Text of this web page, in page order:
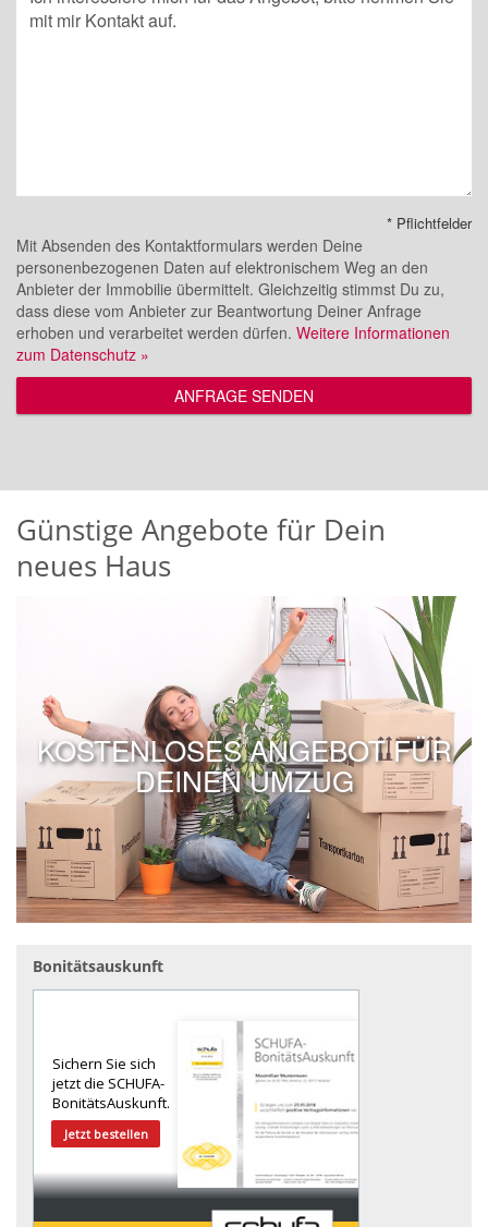
* Pflichtfelder
Mit Absenden des Kontaktformulars werden Deine
personenbezogenen Daten auf elektronischem Weg an den
Anbieter der Immobilie übermittelt. Gleichzeitig stimmst Du zu,
dass diese vom Anbieter zur Beantwortung Deiner Anfrage
erhoben und verarbeitet werden dürfen. Weitere Informationen
zum Datenschutz »
ANFRAGE SENDEN
Günstige Angebote für Dein
neues Haus
KOSTENLOSES ANGEBOT FÜR
DEINEN UMZUG
Bonitätsauskunft